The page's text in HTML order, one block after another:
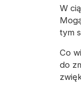
W
tym
Co
do